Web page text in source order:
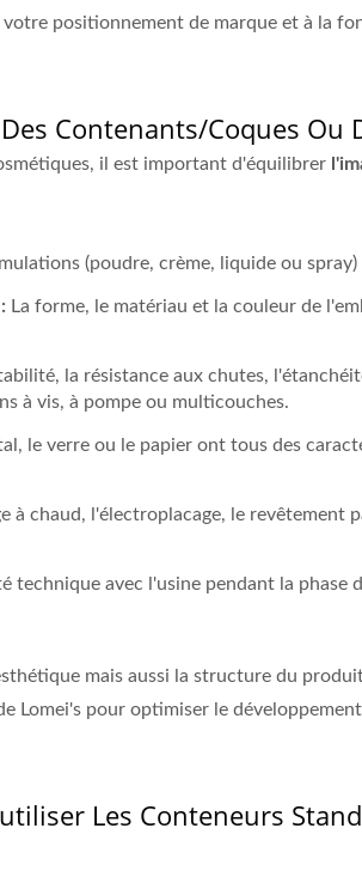
positionnement de marque et à la
Contenants/coques Ou
il est important d'équilibrer
(poudre, crème, liquide ou
La forme, le matériau et la couleur de
la résistance aux chutes,
à vis, à pompe ou multicouches.
le verre ou le papier ont tous des
à chaud, l'électroplacage, le
technique avec l'usine pendant la
mais aussi la structure du
Lomei's pour optimiser le
Les Conteneurs